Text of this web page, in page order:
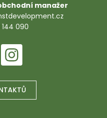
manažer
090